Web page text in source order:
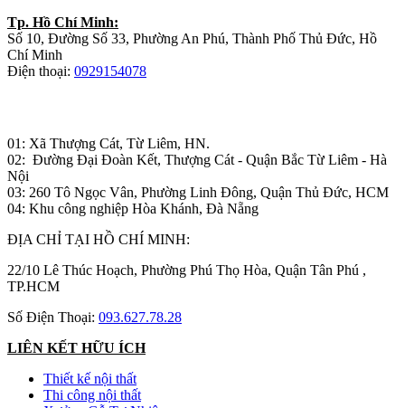
Tp. Hồ Chí Minh:
Số 10, Đường Số 33, Phường An Phú, Thành Phố Thủ Đức, Hồ
Chí Minh
Điện thoại: 0929154078
01: Xã Thượng Cát, Từ Liêm, HN.
02: Đường Đại Đoàn Kết, Thượng Cát - Quận Bắc Từ Liêm - Hà
Nội
03: 260 Tô Ngọc Vân, Phường Linh Đông, Quận Thủ Đức, HCM
04: Khu công nghiệp Hòa Khánh, Đà Nẵng
ĐỊA CHỈ TẠI HỒ CHÍ MINH:
22/10 Lê Thúc Hoạch, Phường Phú Thọ Hòa, Quận Tân Phú ,
TP.HCM
Số Điện Thoại: 093.627.78.28
LIÊN KẾT HỮU ÍCH
Thiết kế nội thất
Thi công nội thất